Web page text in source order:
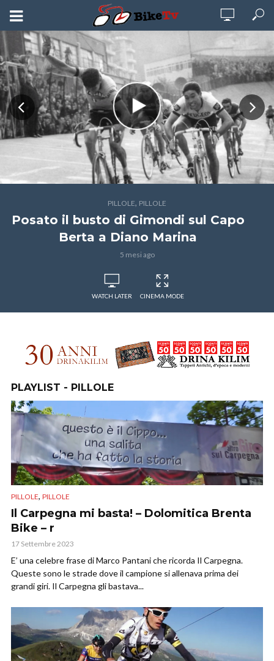
PILLOLE, PILLOLE
Posato il busto di Gimondi sul Capo
Berta a Diano Marina
5 mesi ago
WATCH LATER CINEMA MODE
PLAYLIST - PILLOLE
PILLOLE, PILLOLE
Il Carpegna mi basta! – Dolomitica Brenta
Bike – r
17 Settembre 2023
E’ una celebre frase di Marco Pantani che ricorda Il Carpegna.
Queste sono le strade dove il campione si allenava prima dei
grandi giri. Il Carpegna gli bastava...